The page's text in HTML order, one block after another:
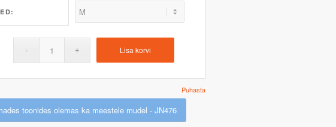
Puhasta
Lisa korvi
toonides olemas ka meestele mudel - JN476